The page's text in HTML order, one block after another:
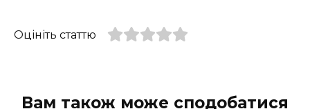
Оцініть статтю
Вам також може сподобатися